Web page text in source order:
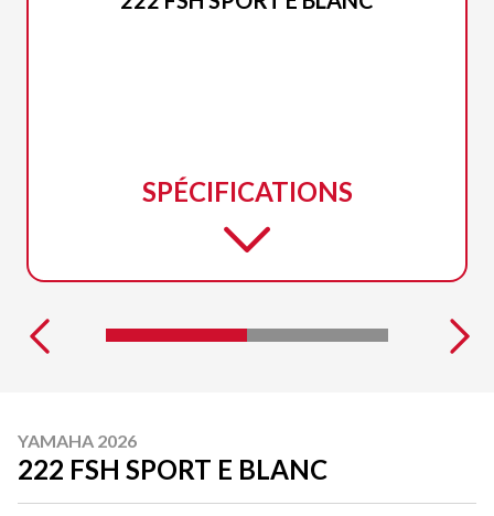
SPÉCIFICATIONS
YAMAHA 2026
222 FSH SPORT E BLANC